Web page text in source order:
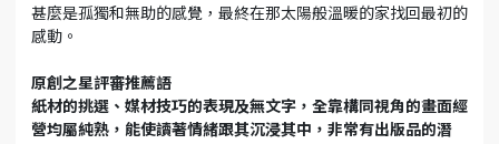
甚麼是孤獨和無助的感覺，最終在那太陽般溫暖的家找回最初的
感動。
原創之星評審推薦語
紙材的挑選、媒材技巧的表現及無文字，全靠構同視角的畫面經
營均屬純熟，能使讀著情緒跟其沉浸其中，非常有出版品的潛